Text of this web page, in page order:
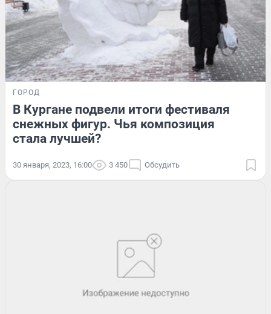
ГОРОД
В Кургане подвели итоги фестиваля
снежных фигур. Чья композиция
стала лучшей?
30 января, 2023, 16:00 3 450 Обсудить